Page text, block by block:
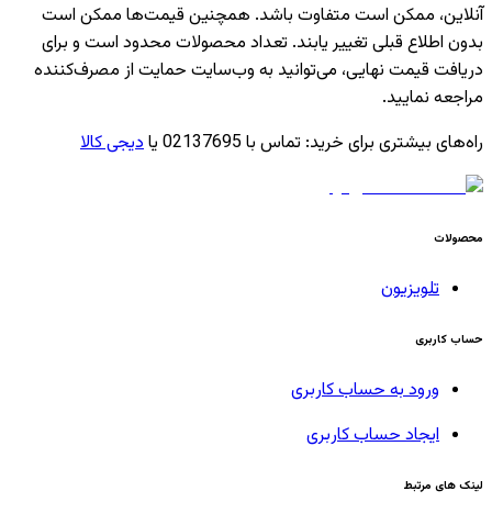
آنلاین، ممکن است متفاوت باشد. همچنین قیمت‌ها ممکن است
بدون اطلاع قبلی تغییر یابند. تعداد محصولات محدود است و برای
دریافت قیمت نهایی، می‌توانید به وب‌سایت حمایت از مصرف‌کننده
مراجعه نمایید.
راه‌های بیشتری برای خرید: تماس با 02137695 یا دیجی کالا
محصولات
تلویزیون
حساب کاربری
ورود به حساب کاربری
ایجاد حساب کاربری
لینک های مرتبط